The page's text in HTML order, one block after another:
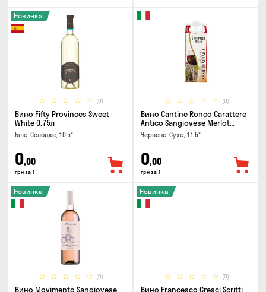
(0)
Новинка
Вино Fifty Provinces Sweet
White 0.75л
Біле, Солодке, 10.5°
0,00
грн за 1
(0)
Вино Cantine Ronco Carattere
Antico Sangiovese Merlot
Rubicone IGT 0.25л
Червоне, Сухе, 11.5°
0,00
грн за 1
(0)
Новинка
Вино Movimento Sangiovese
(0)
Новинка
Вино Francesco Cresci Scritti